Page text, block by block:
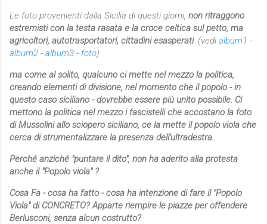
Le foto provenienti dalla Sicilia di questi giorni, non ritraggono
estremisti con la testa rasata e la croce celtica sul petto, ma
agricoltori, autotrasportatori, cittadini esasperati. (vedi album1 -
album2 - album3 - foto)
ma come al solito, qualcuno ci mette nel mezzo la politica,
creando elementi di divisione, nel momento che il popolo - in
questo caso siciliano - dovrebbe essere più unito possibile. Ci
mettono la politica nel mezzo i fascistelli che accostano la foto
di Mussolini allo sciopero siciliano, ce la mette il popolo viola che
cerca di strumentalizzare la presenza dell'ultradestra.
Perché anziché "puntare il dito", non ha aderito alla protesta
anche il "Popolo viola" ?
Cosa Fa - cosa ha fatto - cosa ha intenzione di fare il "Popolo
Viola" di CONCRETO? Apparte riempire le piazze per offendere
Berlusconi, senza alcun costrutto?